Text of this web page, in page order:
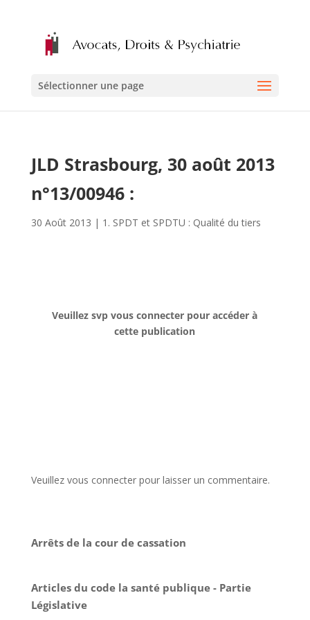
Sélectionner une page
JLD Strasbourg, 30 août 2013
n°13/00946 :
30 Août 2013 | 1. SPDT et SPDTU : Qualité du tiers
Veuillez svp vous connecter pour accéder à
cette publication
Veuillez vous connecter pour laisser un commentaire.
Arrêts de la cour de cassation
Articles du code la santé publique - Partie
Législative